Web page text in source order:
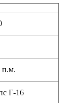
п.м.
Г-16